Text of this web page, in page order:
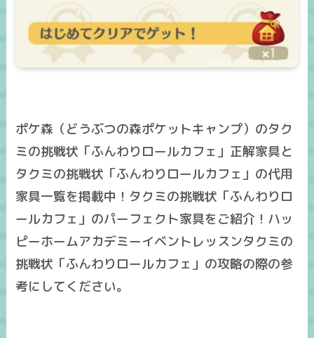
ポケ森（どうぶつの森ポケットキャンプ）のタク
ミの挑戦状「ふんわりロールカフェ」正解家具と
タクミの挑戦状「ふんわりロールカフェ」の代用
家具一覧を掲載中！タクミの挑戦状「ふんわりロ
ールカフェ」のパーフェクト家具をご紹介！ハッ
ピーホームアカデミーイベントレッスンタクミの
挑戦状「ふんわりロールカフェ」の攻略の際の参
考にしてください。